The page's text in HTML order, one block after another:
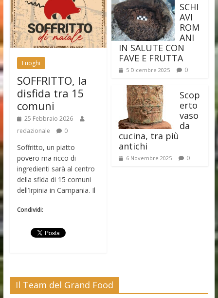
Luoghi
SOFFRITTO, la
disfida tra 15
comuni
25 Febbraio 2026
redazionale
0
Soffritto, un piatto
povero ma ricco di
ingredienti sarà al centro
della sfida di 15 comuni
dell’Irpinia in Campania. Il
Condividi:
SCHI
AVI
ROM
ANI
IN SALUTE CON
FAVE E FRUTTA
5 Dicembre 2025 0
Scop
erto
vaso
da
cucina, tra più
antichi
6 Novembre 2025 0
Il Team del Grand Food